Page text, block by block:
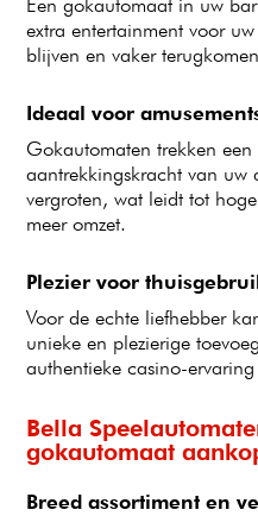
Een gokautomaat in uw
extra entertainment voor
blijven en vaker
Ideaal voor
Gokautomaten trekken
aantrekkingskracht van uw
vergroten, wat leidt tot
meer omzet.
Plezier voor
Voor de echte liefhebber
unieke en plezierige
authentieke casino-
Bella
gokautomaat
Breed assortiment en